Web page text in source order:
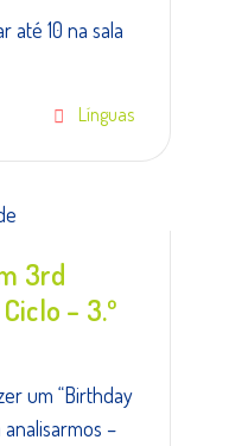
até 10 na sala
Línguas
3rd
– 3.º
um “Birthday
–